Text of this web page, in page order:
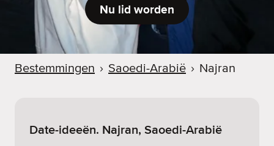
Nu lid worden
Bestemmingen › Saoedi-Arabië › Najran
Date-ideeën. Najran, Saoedi-Arabië